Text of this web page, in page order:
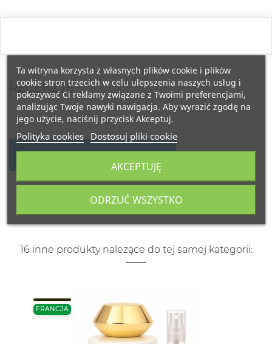
RECENZJE
NAPISZ SWOJĄ RECENZJĘ
16 inne produkty należące do tej samej kategorii:
FRANCJA
Ta witryna korzysta z własnych plików cookie i plików
cookie stron trzecich w celu ulepszenia naszych usług i
pokazywać Ci reklamy związane z Twoimi preferencjami,
analizując Twoje nawyki nawigacja. Aby wyrazić zgodę na
jego użycie, naciśnij przycisk Akceptuj.
Polityka cookies Dostosuj pliki cookie
ODRZUĆ WSZYSTKO
AKCEPTUJĘ